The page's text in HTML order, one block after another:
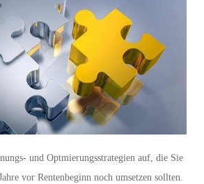
und Optmierungsstrategien auf, die Sie
vor Rentenbeginn noch umsetzen sollten.